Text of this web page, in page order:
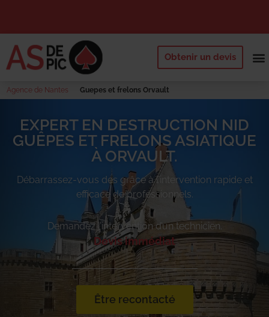
Obtenir un devis
Agence de Nantes Guepes et frelons Orvault
EXPERT EN DESTRUCTION NID
GUÊPES ET FRELONS ASIATIQUE
À ORVAULT.
Débarrassez-vous des grâce à l’intervention rapide et
efficace de professionnels.
Demandez l’intervention d’un technicien.
Devis immédiat
Être recontacté